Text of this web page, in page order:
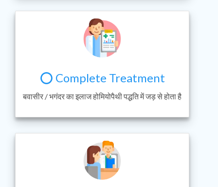
⭕ Complete Treatment
बवासीर / भगंदर का इलाज होमियोपैथी पद्धति में जड़ से होता है